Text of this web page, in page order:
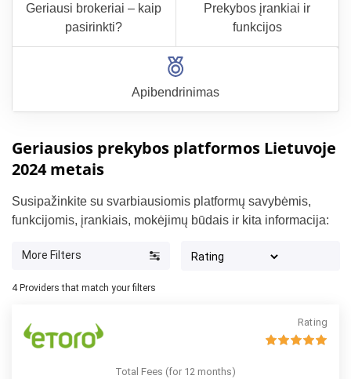
Geriausi brokeriai – kaip
pasirinkti?
Prekybos įrankiai ir
funkcijos
Apibendrinimas
Geriausios prekybos platformos Lietuvoje
2024 metais
Susipažinkite su svarbiausiomis platformų savybėmis,
funkcijomis, įrankiais, mokėjimų būdais ir kita informacija:
More Filters
4 Providers that match your filters
Rating
Total Fees (for 12 months)